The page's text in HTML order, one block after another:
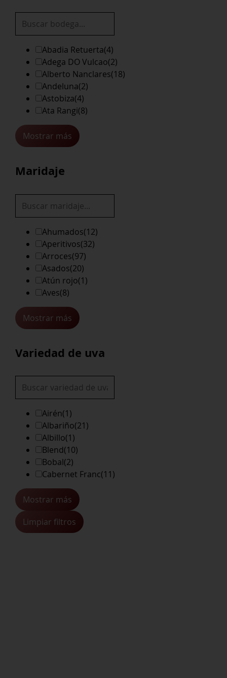
Abadia Retuerta(4)
Adega DO Vulcao(2)
Alberto Nanclares(18)
Andeluna(2)
Astobiza(4)
Ata Rangi(8)
Mostrar más
Maridaje
Ahumados(12)
Aperitivos(32)
Arroces(97)
Asados(20)
Atún rojo(1)
Aves(8)
Mostrar más
Variedad de uva
Airén(1)
Albariño(21)
Albillo(1)
Blend(10)
Bobal(2)
Cabernet Franc(11)
Mostrar más
Limpiar filtros